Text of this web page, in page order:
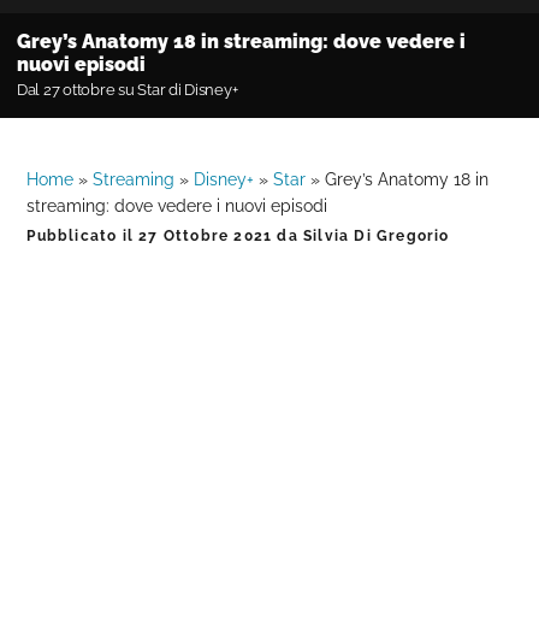
Grey’s Anatomy 18 in streaming: dove vedere i
nuovi episodi
Dal 27 ottobre su Star di Disney+
Home »Streaming » Disney+ »Star »Grey’s Anatomy 18 in
streaming: dove vedere i nuovi episodi
Pubblicato il27 Ottobre 2021 daSilvia Di Gregorio